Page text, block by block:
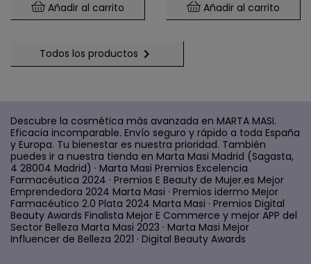
Añadir al carrito Añadir al carrito
Todos los productos 
Descubre la cosmética más avanzada en MARTA MASI.
Eficacia incomparable. Envío seguro y rápido a toda España
y Europa. Tu bienestar es nuestra prioridad. También
puedes ir a nuestra tienda en Marta Masi Madrid (Sagasta,
4 28004 Madrid) · Marta Masi Premios Excelencia
Farmacéutica 2024 · Premios E Beauty de Mujer.es Mejor
Emprendedora 2024 Marta Masi · Premios idermo Mejor
Farmacéutico 2.0 Plata 2024 Marta Masi · Premios Digital
Beauty Awards Finalista Mejor E Commerce y mejor APP del
Sector Belleza Marta Masi 2023 · Marta Masi Mejor
Influencer de Belleza 2021 · Digital Beauty Awards